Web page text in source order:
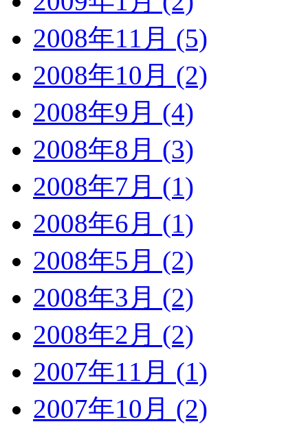
2008年11月 (5)
2008年10月 (2)
2008年9月 (4)
2008年8月 (3)
2008年7月 (1)
2008年6月 (1)
2008年5月 (2)
2008年3月 (2)
2008年2月 (2)
2007年11月 (1)
2007年10月 (2)